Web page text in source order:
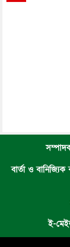
বার্তা ও
ই-